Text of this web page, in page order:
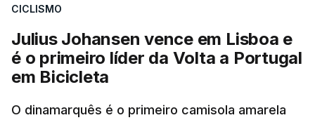
CICLISMO
Julius Johansen vence em Lisboa e
é o primeiro líder da Volta a Portugal
em Bicicleta
O dinamarquês é o primeiro camisola amarela